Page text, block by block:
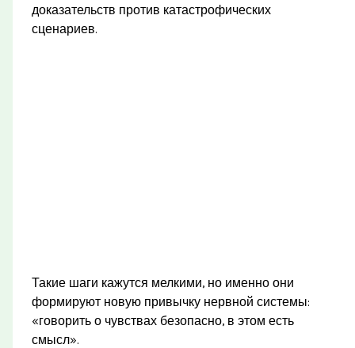
доказательств против катастрофических
сценариев.
Такие шаги кажутся мелкими, но именно они
формируют новую привычку нервной системы:
«говорить о чувствах безопасно, в этом есть
смысл».